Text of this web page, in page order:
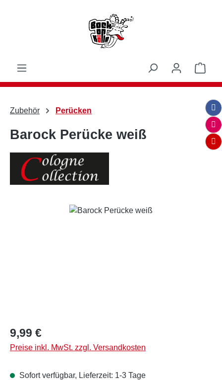
Zubehör Perücken
Barock Perücke weiß
Bildergalerie überspringen
Regulärer Preis:
9,99 €
Preise inkl. MwSt. zzgl. Versandkosten
Sofort verfügbar, Lieferzeit: 1-3 Tage